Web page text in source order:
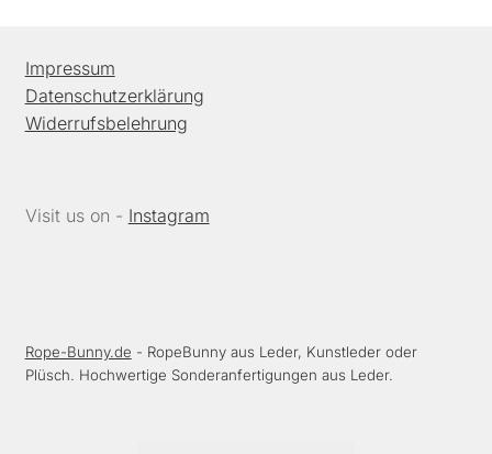
Impressum
Datenschutzerklärung
Widerrufsbelehrung
Visit us on - Instagram
Rope-Bunny.de - RopeBunny aus Leder, Kunstleder oder
Plüsch. Hochwertige Sonderanfertigungen aus Leder.